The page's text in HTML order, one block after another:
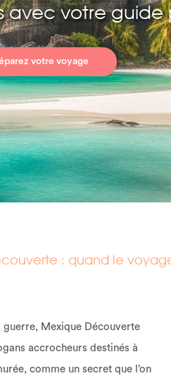
votre guide
votre voyage
: quand le
Mexique Découverte
accrocheurs destinés à
comme un secret que l’on